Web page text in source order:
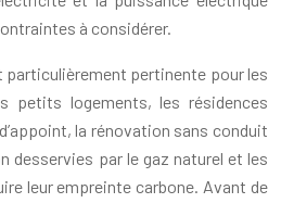
à considérer.
particulièrement pertinente pour les
petits logements, les résidences
la rénovation sans conduit
desservies par le gaz naturel et les
leur empreinte carbone. Avant de